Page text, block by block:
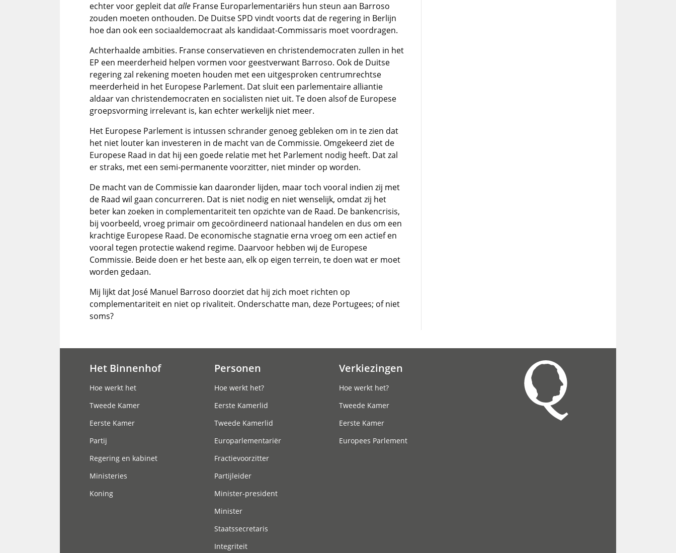
echter voor gepleit datalle Franse Europarlementariërs hun steun aan Barroso
zouden moeten onthouden. De Duitse SPD vindt voorts dat de regering in Berlijn
hoe dan ook een sociaaldemocraat als kandidaat-Commissaris moet voordragen.
Achterhaalde ambities. Franse conservatieven en christendemocraten zullen in het
EP een meerderheid helpen vormen voor geestverwant Barroso. Ook de Duitse
regering zal rekening moeten houden met een uitgesproken centrumrechtse
meerderheid in het Europese Parlement. Dat sluit een parlementaire alliantie
aldaar van christendemocraten en socialisten niet uit. Te doen alsof de Europese
groepsvorming irrelevant is, kan echter werkelijk niet meer.
Het Europese Parlement is intussen schrander genoeg gebleken om in te zien dat
het niet louter kan investeren in de macht van de Commissie. Omgekeerd ziet de
Europese Raad in dat hij een goede relatie met het Parlement nodig heeft. Dat zal
er straks, met een semi-permanente voorzitter, niet minder op worden.
De macht van de Commissie kan daaronder lijden, maar toch vooral indien zij met
de Raad wil gaan concurreren. Dat is niet nodig en niet wenselijk, omdat zij het
beter kan zoeken in complementariteit ten opzichte van de Raad. De bankencrisis,
bij voorbeeld, vroeg primair om gecoördineerd nationaal handelen en dus om een
krachtige Europese Raad. De economische stagnatie erna vroeg om een actief en
vooral tegen protectie wakend regime. Daarvoor hebben wij de Europese
Commissie. Beide doen er het beste aan, elk op eigen terrein, te doen wat er moet
worden gedaan.
Mij lijkt dat José Manuel Barroso doorziet dat hij zich moet richten op
complementariteit en niet op rivaliteit. Onderschatte man, deze Portugees; of niet
soms?
Het Binnenhof
Hoe werkt het
Tweede Kamer
Eerste Kamer
Partij
Regering en kabinet
Ministeries
Koning
Personen
Hoe werkt het?
Eerste Kamerlid
Tweede Kamerlid
Europarlementariër
Fractievoorzitter
Partijleider
Minister-president
Minister
Staatssecretaris
Integriteit
Verkiezingen
Hoe werkt het?
Tweede Kamer
Eerste Kamer
Europees Parlement